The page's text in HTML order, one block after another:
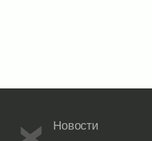
Новости